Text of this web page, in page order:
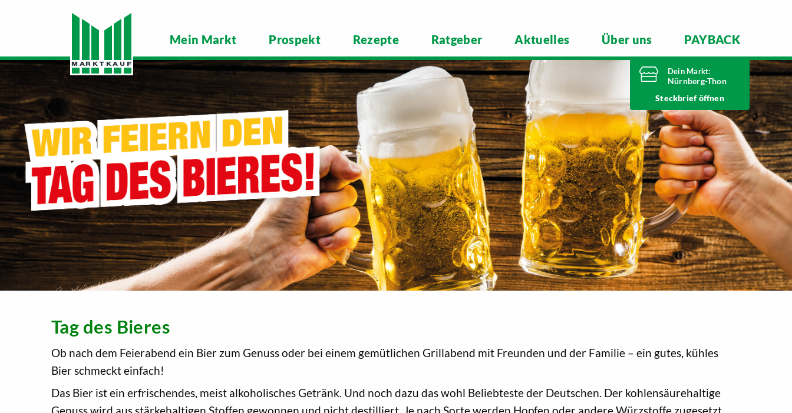
Mein Markt Prospekt Rezepte Ratgeber Aktuelles Über uns PAYBACK
Dein Markt:
Nürnberg-Thon
Heute bis
Telefonnummer
0911 93460
Wilhelmshavener Straße 15
90425 Nürnberg
Markt ändern
Steckbrief
Tag des Bieres
Ob nach dem Feierabend ein Bier zum Genuss oder bei einem gemütlichen Grillabend mit Freunden und der Familie – ein gutes, kühles
Bier schmeckt einfach!
Das Bier ist ein erfrischendes, meist alkoholisches Getränk. Und noch dazu das wohl Beliebteste der Deutschen. Der kohlensäurehaltige
Genuss wird aus stärkehaltigen Stoffen gewonnen und nicht destilliert. Je nach Sorte werden Hopfen oder andere Würzstoffe zugesetzt.